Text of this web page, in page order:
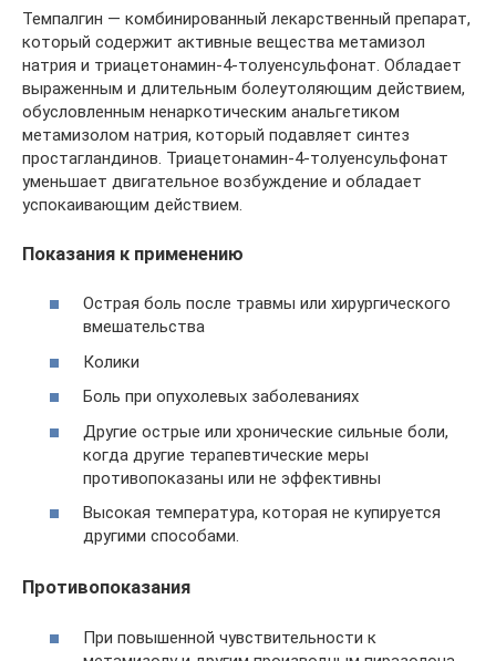
Темпалгин — комбинированный лекарственный препарат,
который содержит активные вещества метамизол
натрия и триацетонамин-4-толуенсульфонат. Обладает
выраженным и длительным болеутоляющим действием,
обусловленным ненаркотическим анальгетиком
метамизолом натрия, который подавляет синтез
простагландинов. Триацетонамин-4-толуенсульфонат
уменьшает двигательное возбуждение и обладает
успокаивающим действием.
Показания к применению
Острая боль после травмы или хирургического
вмешательства
Колики
Боль при опухолевых заболеваниях
Другие острые или хронические сильные боли,
когда другие терапевтические меры
противопоказаны или не эффективны
Высокая температура, которая не купируется
другими способами.
Противопоказания
При повышенной чувствительности к